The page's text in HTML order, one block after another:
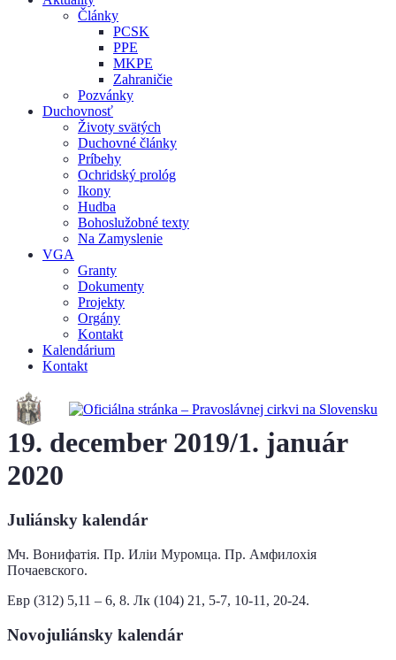
Články
PCSK
PPE
MKPE
Zahraničie
Pozvánky
Duchovnosť
Životy svätých
Duchovné články
Príbehy
Ochridský prológ
Ikony
Hudba
Bohoslužobné texty
Na Zamyslenie
VGA
Granty
Dokumenty
Projekty
Orgány
Kontakt
Kalendárium
Kontakt
19. december 2019/1. január
2020
Juliánsky kalendár
Мч. Вонифатія​. Пр. Иліи Муромца. Пр. Амфилохія
Почаевского.
Евр (312) 5,11 – 6, 8. Лк (104) 21, 5-7, 10-11, 20-24.
Novojuliánsky kalendár